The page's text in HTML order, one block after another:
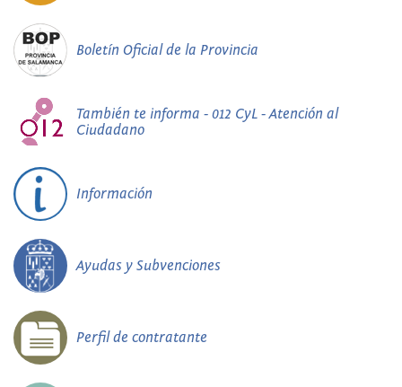
Boletín Oficial de la Provincia
También te informa - 012 CyL - Atención al
Ciudadano
Información
Ayudas y Subvenciones
Perfil de contratante